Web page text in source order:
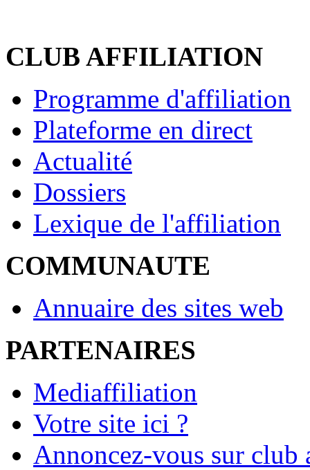
CLUB AFFILIATION
Programme d'affiliation
Plateforme en direct
Actualité
Dossiers
Lexique de l'affiliation
COMMUNAUTE
Annuaire des sites web
PARTENAIRES
Mediaffiliation
Votre site ici ?
Annoncez-vous sur